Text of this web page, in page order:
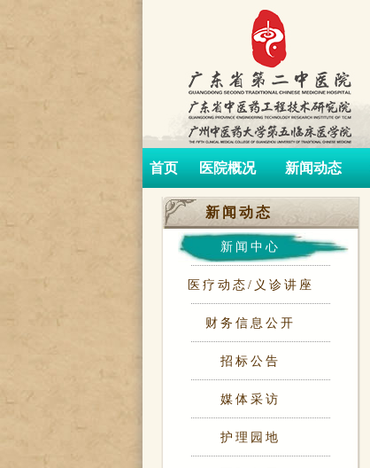
首页 医院概况 新闻动态
新闻动态
新闻中心
医疗动态/义诊讲座
财务信息公开
招标公告
媒体采访
护理园地